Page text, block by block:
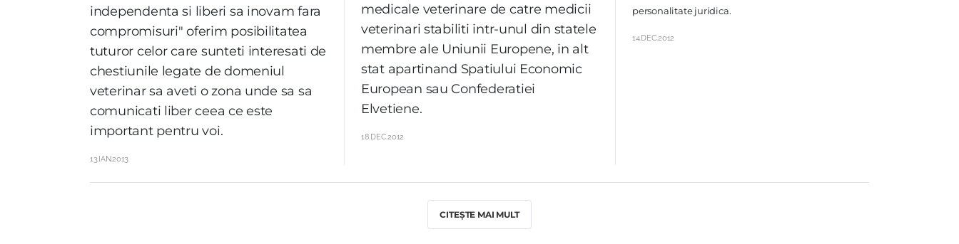
independenta si liberi sa inovam fara
compromisuri" oferim posibilitatea
tuturor celor care sunteti interesati de
chestiunile legate de domeniul
veterinar sa aveti o zona unde sa sa
comunicati liber ceea ce este
important pentru voi.
13.IAN.2013
medicale veterinare de catre medicii
veterinari stabiliti intr-unul din statele
membre ale Uniunii Europene, in alt
stat apartinand Spatiului Economic
European sau Confederatiei
Elvetiene.
18.DEC.2012
personalitate juridica.
14.DEC.2012
CITEȘTE MAI MULT